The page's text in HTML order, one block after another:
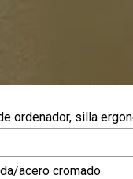
ordenador, silla
acero cromado